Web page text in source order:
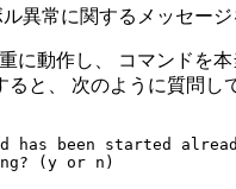
異常に関するメッセー
に動作し、 コマンドを
と、 次のように質問し
has been started